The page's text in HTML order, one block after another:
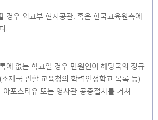
경우 외교부 현지공관, 혹은 한국교육원측에
.
에 없는 학교일 경우 민원인이 해당국의 정규
재국 관할 교육청의 학력인정학교 목록 등)
포스티유 또는 영사관 공증절차를 거쳐